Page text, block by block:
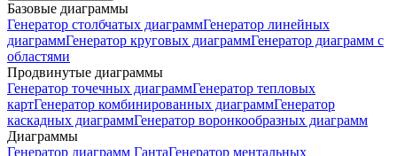
Базовые диаграммы
Генератор столбчатых диаграммГенератор линейных
диаграммГенератор круговых диаграммГенератор диаграмм с
областями
Продвинутые диаграммы
Генератор точечных диаграммГенератор тепловых
картГенератор комбинированных диаграммГенератор
каскадных диаграммГенератор воронкообразных диаграмм
Диаграммы
Генератор диаграмм ГантаГенератор ментальных